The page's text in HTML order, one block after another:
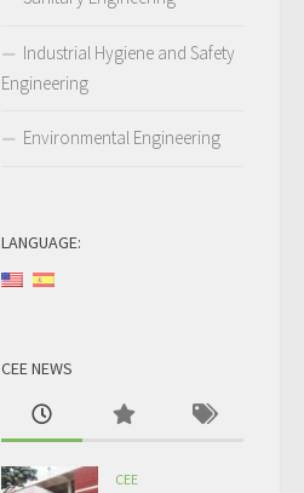
Industrial Hygiene and Safety
Engineering
Environmental Engineering
LANGUAGE:
CEE NEWS
CEE